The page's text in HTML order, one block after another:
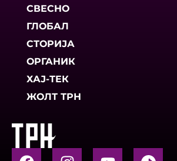
СВЕСНО
ГЛОБАЛ
СТОРИЈА
ОРГАНИК
ХАЈ-ТЕК
ЖОЛТ ТРН